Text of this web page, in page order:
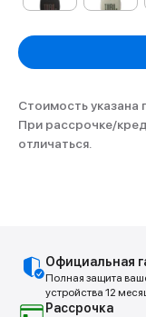
Стоимость указана
При рассрочке/
отличаться.
Официальная
Полная защита
устройства 12
Рассрочка
Без первоначальных